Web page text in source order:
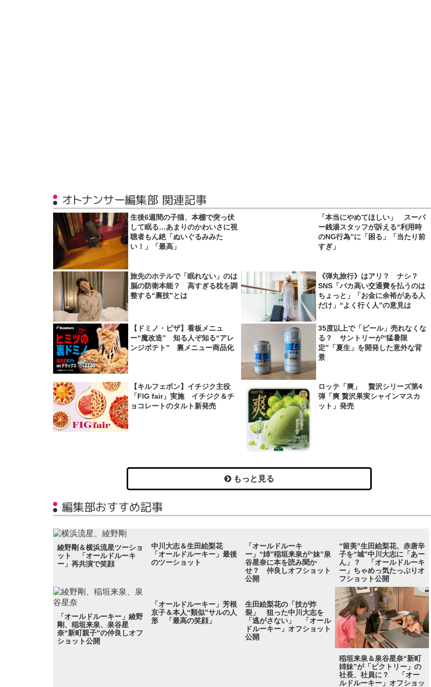
オトナンサー編集部 関連記事
生後6週間の子猫、本棚で突っ伏
して眠る…あまりのかわいさに視
聴者もん絶「ぬいぐるみみた
い！」「最高」
「本当にやめてほしい」 スーパ
ー銭湯スタッフが訴える“利用時
のNG行為”に「困る」「当たり前
すぎ」
旅先のホテルで「眠れない」のは
脳の防衛本能？ 高すぎる枕を調
整する“裏技”とは
《弾丸旅行》はアリ？ ナシ？
SNS「バカ高い交通費を払うのは
ちょっと」「お金に余裕がある人
だけ」“よく行く人”の意見は
【ドミノ・ピザ】看板メニュ
ー“魔改造” 知る人ぞ知る“アレ
ンジポテト” 裏メニュー商品化
35度以上で「ビール」売れなくな
る？ サントリーが“猛暑限
定”「夏生」を開発した意外な背
景
【キルフェボン】イチジク主役
「FIG fair」実施 イチジク＆チ
ョコレートのタルト新発売
ロッテ「爽」 贅沢シリーズ第4
弾「爽 贅沢果実シャインマスカ
ット」発売
もっと見る
編集部おすすめ記事
綾野剛＆横浜流星ツーショ
ット 「オールドルーキ
ー」再共演で笑顔
中川大志＆生田絵梨花
「オールドルーキー」最後
のツーショット
「オールドルーキ
ー」“姉”稲垣来泉が“妹”泉
谷星奈に本を読み聞か
せ？ 仲良しオフショット
公開
“留美”生田絵梨花、赤唐辛
子を“城”中川大志に「あー
ん」？ 「オールドルーキ
ー」ちゃめっ気たっぷりオ
フショット公開
「オールドルーキー」綾野
剛、稲垣来泉、泉谷星
奈“新町親子”の仲良しオフ
ショット公開
「オールドルーキー」芳根
京子＆本人“類似”サルの人
形 「最高の笑顔」
生田絵梨花の「技が炸
裂」 狙った中川大志を
「逃がさない」 「オール
ドルーキー」オフショット
公開
稲垣来泉＆泉谷星奈“新町
姉妹”が「ビクトリー」の
社長、社員に？ 「オー
ルドルーキー」オフショッ